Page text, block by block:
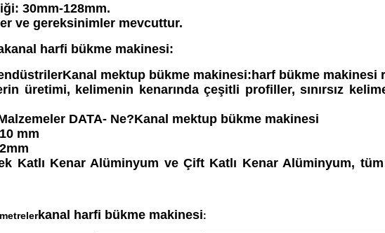
30mm-128mm.
ve gereksinimler mevcuttur.
kanal harfi bükme makinesi:
Kanal mektup bükme makinesi:harf bükme makinesi
üretimi, kelimenin kenarında çeşitli profiller, sınırsız
DATA- Ne?Kanal mektup bükme makinesi
mm
Katlı Kenar Alüminyum ve Çift Katlı Kenar Alüminyum,
kanal harfi bükme makinesi: